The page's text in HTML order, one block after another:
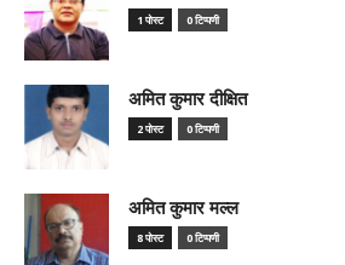
1 पोस्ट 0 टिप्पणी
अमित कुमार दीक्षित
2 पोस्ट 0 टिप्पणी
अमित कुमार मल्ल
8 पोस्ट 0 टिप्पणी